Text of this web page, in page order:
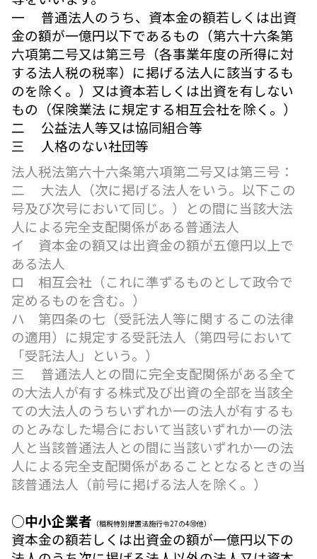
一 普通法人のうち、資本金の額若しくは出資
金の額が一億円以下であるもの（第六十六条第
六項第二号又は第三号（各事業年度の所得に対
する法人税の税率）に掲げる法人に該当するも
のを除く。）又は資本若しくは出資を有しない
もの（保険業法 に規定する相互会社を除く。）
二 公益法人等又は協同組合等
三 人格のない社団等
法人税法第六十六条第六項第二号又は第三号：
二 大法人（次に掲げる法人をいう。以下この
号及び次号において同じ。）との間に当該大法
人による完全支配関係がある普通法人
イ 資本金の額又は出資金の額が五億円以上で
ある法人
ロ 相互会社（これに準ずるものとして政令で
定めるものを含む。）
ハ 第四条の七（受託法人等に関するこの法律
の適用）に規定する受託法人（第四号において
「受託法人」という。）
三 普通法人との間に完全支配関係がある全て
の大法人が有する株式及び出資の全部を当該全
ての大法人のうちいずれか一の法人が有するも
のとみなした場合において当該いずれか一の法
人と当該普通法人との間に当該いずれか一の法
人による完全支配関係があることとなるときの当
該普通法人（前号に掲げる法人を除く。）
○中小企業者 （租税特別措置法施行令27の4⑩他）
資本金の額若しくは出資金の額が一億円以下の